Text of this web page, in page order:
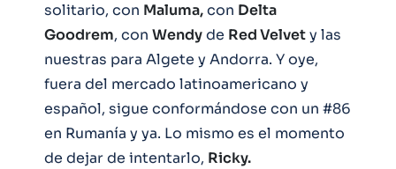
solitario, con Maluma,con Delta
Goodrem, con Wendyde Red Velvety las
nuestras para Algete y Andorra. Y oye,
fuera del mercado latinoamericano y
español, sigue conformándose con un #86
en Rumanía y ya. Lo mismo es el momento
de dejar de intentarlo, Ricky.